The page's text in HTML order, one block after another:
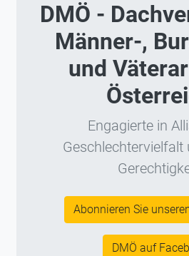
DMÖ -
Männer-,
und
Engagierte in
Geschlechtervielfalt
Abonnieren Sie
DMÖ auf